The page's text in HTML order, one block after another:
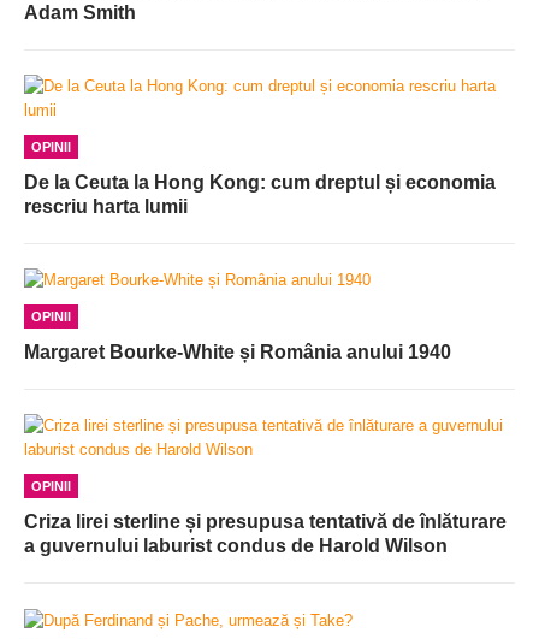
Adam Smith
OPINII
De la Ceuta la Hong Kong: cum dreptul și economia
rescriu harta lumii
OPINII
Margaret Bourke-White și România anului 1940
OPINII
Criza lirei sterline și presupusa tentativă de înlăturare
a guvernului laburist condus de Harold Wilson